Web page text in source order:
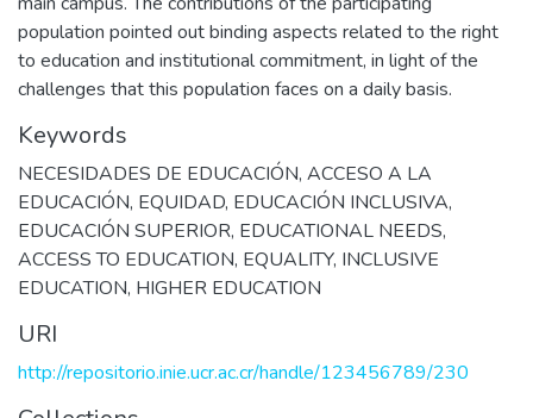
population pointed out binding aspects related to the right
to education and institutional commitment, in light of the
challenges that this population faces on a daily basis.
Keywords
NECESIDADES DE EDUCACIÓN, ACCESO A LA
EDUCACIÓN, EQUIDAD, EDUCACIÓN INCLUSIVA,
EDUCACIÓN SUPERIOR, EDUCATIONAL NEEDS,
ACCESS TO EDUCATION, EQUALITY, INCLUSIVE
EDUCATION, HIGHER EDUCATION
URI
http://repositorio.inie.ucr.ac.cr/handle/123456789/230